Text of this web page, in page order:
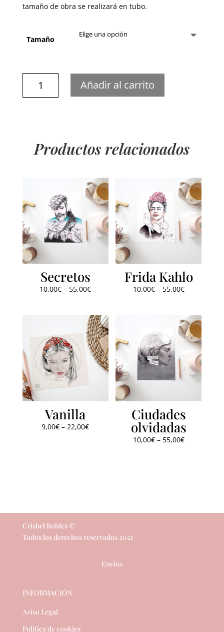
tamaño de obra se realizará en tubo.
Tamaño
cantidad
Añadir al carrito
Productos relacionados
Secretos
10,00€ – 55,00€
Frida Kahlo
10,00€– 55,00€
Vanilla
9,00€ –22,00€
Ciudades
olvidadas
10,00€– 55,00€
Crisbel Robles ©
Todos los derechos reservados 2021
Envíos
INFORMACIÓN
Aviso Legal
Política de cookies